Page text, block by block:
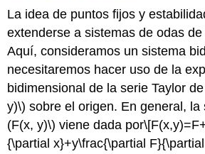
La idea de puntos fijos y
extenderse a sistemas de odas
Aquí, consideramos un sistema
necesitaremos hacer uso de la
bidimensional de la serie Taylor
y)\) sobre el origen. En general, la
(F(x, y)\) viene dada por
{\partial x}+y\frac{\partial